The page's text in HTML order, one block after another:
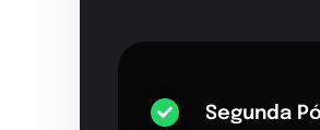
Segunda